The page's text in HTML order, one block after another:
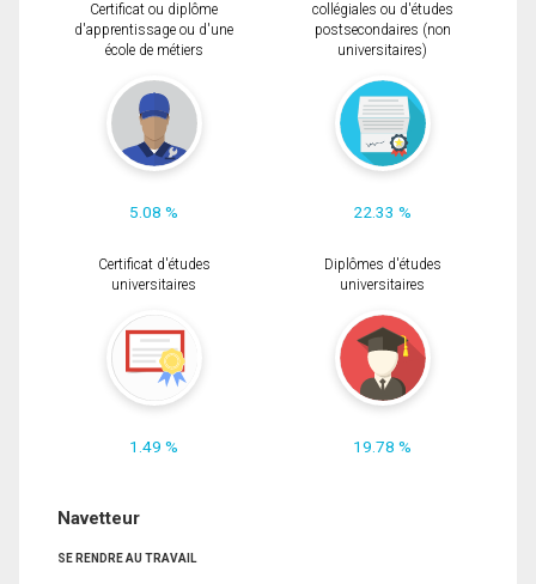
Certificat ou diplôme
d'apprentissage ou d'une
école de métiers
5.08 %
collégiales ou d'études
postsecondaires (non
universitaires)
22.33 %
Certificat d'études
universitaires
1.49 %
Diplômes d'études
universitaires
19.78 %
Navetteur
SE RENDRE AU TRAVAIL